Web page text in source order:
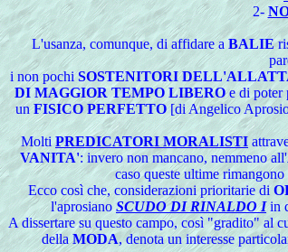
2-
L'usanza, comunque, di affidare a BALIE
i non pochiSOSTENITORI
DI MAGGIOR TEMPO LIBEROe di poter
unFISICO PERFETTO[di Angelico
Molti PREDICATORI MORALISTI
VANITA': invero non mancano, nemmeno all'
caso queste ultime
Ecco così che, considerazioni prioritarie di
l'aprosiano SCUDO DI RINALDO Iin
A dissertare su questo campo, così "gradito" al
dellaMODA, denota un interesse